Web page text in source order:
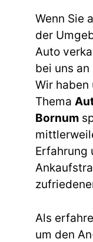
Wenn Sie
der
Auto
bei uns
Wir haben
Thema
Bornum
Erfahrung
Als
um den